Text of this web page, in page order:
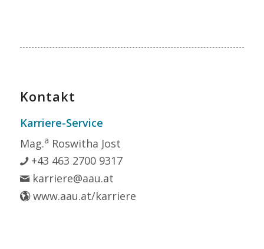
Kontakt
Karriere-Service
Mag.a Roswitha Jost
+43 463 2700 9317
karriere@aau.at
www.aau.at/karriere